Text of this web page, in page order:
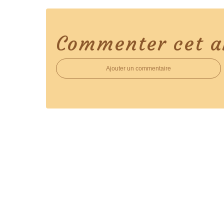
Commenter cet
Ajouter un commentaire